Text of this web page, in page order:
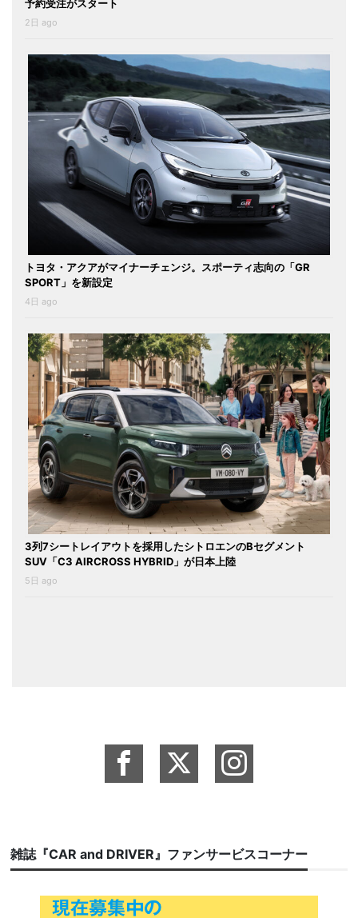
予約受注がスタート
2日 ago
トヨタ・アクアがマイナーチェンジ。スポーティ志向の「GR
SPORT」を新設定
4日 ago
3列7シートレイアウトを採用したシトロエンのBセグメント
SUV「C3 AIRCROSS HYBRID」が日本上陸
5日 ago
雑誌『CAR and DRIVER』ファンサービスコーナー